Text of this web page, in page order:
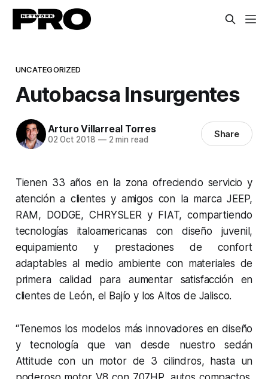
UNCATEGORIZED
Autobacsa Insurgentes
Arturo Villarreal Torres
02 Oct 2018 —2 min read Share
Tienen 33 años en la zona ofreciendo servicio y
atención a clientes y amigos con la marca JEEP,
RAM, DODGE, CHRYSLER y FIAT, compartiendo
tecnologías italoamericanas con diseño juvenil,
equipamiento y prestaciones de confort
adaptables al medio ambiente con materiales de
primera calidad para aumentar satisfacción en
clientes de León, el Bajío y los Altos de Jalisco.
“Tenemos los modelos más innovadores en diseño
y tecnología que van desde nuestro sedán
Attitude con un motor de 3 cilindros, hasta un